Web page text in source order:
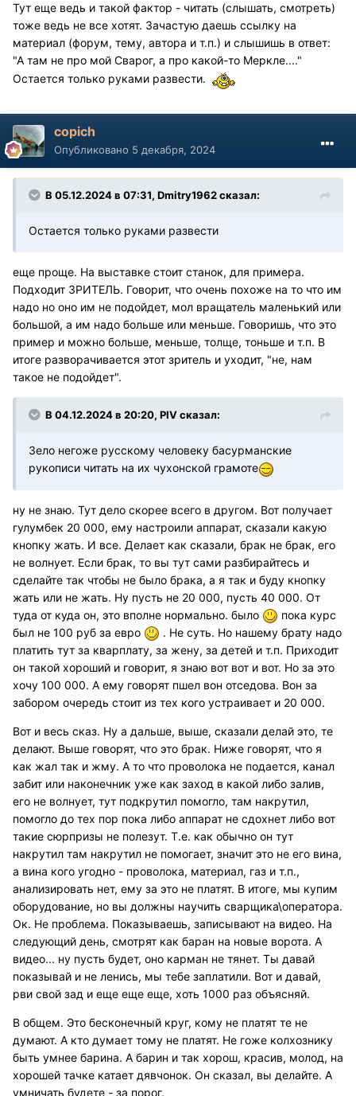
Тут еще ведь и такой фактор - читать (слышать, смотреть)
тоже ведь не все хотят. Зачастую даешь ссылку на
материал (форум, тему, автора и т.п.) и слышишь в ответ:
"А там не про мой Сварог, а про какой-то Меркле...."
Остается только руками развести.
copich
Опубликовано 5 декабря, 2024
В 05.12.2024 в 07:31, Dmitry1962сказал:
Остается только руками развести
еще проще. На выставке стоит станок, для примера.
Подходит ЗРИТЕЛЬ. Говорит, что очень похоже на то что им
надо но оно им не подойдет, мол вращатель маленький или
большой, а им надо больше или меньше. Говоришь, что это
пример и можно больше, меньше, толще, тоньше и т.п. В
итоге разворачивается этот зритель и уходит, "не, нам
такое не подойдет".
В 04.12.2024 в 20:20, PIVсказал:
Зело негоже русскому человеку басурманские
рукописи читать на их чухонской грамоте
ну не знаю. Тут дело скорее всего в другом. Вот получает
гулумбек 20 000, ему настроили аппарат, сказали какую
кнопку жать. И все. Делает как сказали, брак не брак, его
не волнует. Если брак, то вы тут сами разбирайтесь и
сделайте так чтобы не было брака, а я так и буду кнопку
жать или не жать. Ну пусть не 20 000, пусть 40 000. От
туда от куда он, это вполне нормально. было
пока курс
был не 100 руб за евро
. Не суть. Но нашему брату надо
платить тут за кварплату, за жену, за детей и т.п. Приходит
он такой хороший и говорит, я знаю вот вот и вот. Но за это
хочу 100 000. А ему говорят пшел вон отседова. Вон за
забором очередь стоит из тех кого устраивает и 20 000.
Вот и весь сказ. Ну а дальше, выше, сказали делай это, те
делают. Выше говорят, что это брак. Ниже говорят, что я
как жал так и жму. А то что проволока не подается, канал
забит или наконечник уже как заход в какой либо залив,
его не волнует, тут подкрутил помогло, там накрутил,
помогло до тех пор пока либо аппарат не сдохнет либо вот
такие сюрпризы не полезут. Т.е. как обычно он тут
накрутил там накрутил не помогает, значит это не его вина,
а вина кого угодно - проволока, материал, газ и т.п.,
анализировать нет, ему за это не платят. В итоге, мы купим
оборудование, но вы должны научить сварщика\оператора.
Ок. Не проблема. Показываешь, записывают на видео. На
следующий день, смотрят как баран на новые ворота. А
видео... ну пусть будет, оно карман не тянет. Ты давай
показывай и не ленись, мы тебе заплатили. Вот и давай,
рви свой зад и еще еще еще, хоть 1000 раз объясняй.
В общем. Это бесконечный круг, кому не платят те не
думают. А кто думает тому не платят. Не гоже колхознику
быть умнее барина. А барин и так хорош, красив, молод, на
хорошей тачке катает дявчонок. Он сказал, вы делайте. А
умничать будете - за порог.